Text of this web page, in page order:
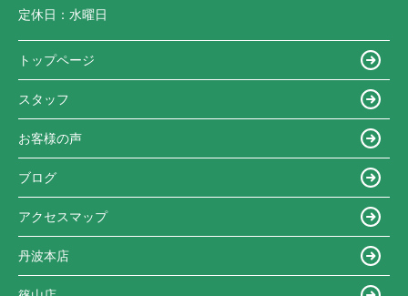
定休日： 水曜日
トップページ
スタッフ
お客様の声
ブログ
アクセスマップ
丹波本店